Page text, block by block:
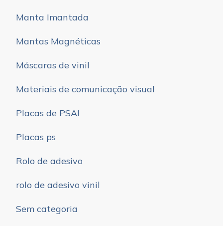
Manta Imantada
Mantas Magnéticas
Máscaras de vinil
Materiais de comunicação visual
Placas de PSAI
Placas ps
Rolo de adesivo
rolo de adesivo vinil
Sem categoria